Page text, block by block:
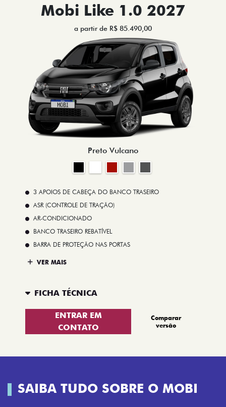
Mobi Like 1.0 2027
a partir de R$ 85.490,00
Preto Vulcano
3 APOIOS DE CABEÇA DO BANCO TRASEIRO
ASR (CONTROLE DE TRAÇÃO)
AR-CONDICIONADO
BANCO TRASEIRO REBATÍVEL
BARRA DE PROTEÇÃO NAS PORTAS
VER MAIS
FICHA TÉCNICA
ENTRAR EM
CONTATO
Comparar
versão
SAIBA TUDO SOBRE O MOBI